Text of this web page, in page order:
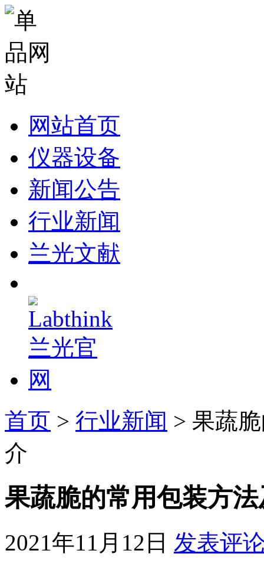
网站首页
仪器设备
新闻公告
行业新闻
兰光文献
首页 > 行业新闻 > 果蔬
介
果蔬脆的常用包装方
2021年11月12日 发表评